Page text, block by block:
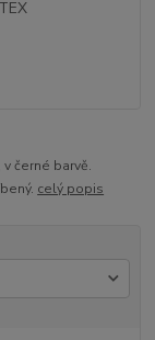
černé barvě.
celý popis